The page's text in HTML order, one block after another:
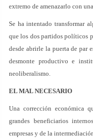
extremo de amenazarlo con
Se ha intentado transformar
que los dos partidos políticos
desde abrirle la puerta de par
desmonte productivo e
neoliberalismo.
EL MAL NECESARIO
Una corrección económica
grandes beneficiarios
empresas y de la